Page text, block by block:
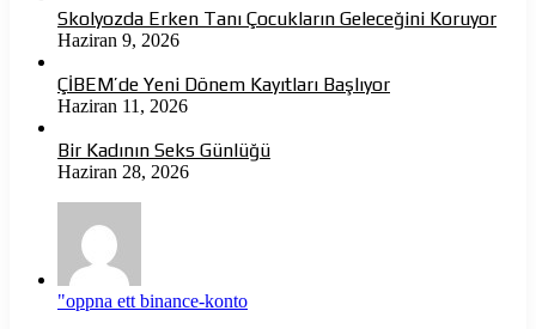
Skolyozda Erken Tanı Çocukların Geleceğini Koruyor
Haziran 9, 2026
ÇİBEM’de Yeni Dönem Kayıtları Başlıyor
Haziran 11, 2026
Bir Kadının Seks Günlüğü
Haziran 28, 2026
"oppna ett binance-konto